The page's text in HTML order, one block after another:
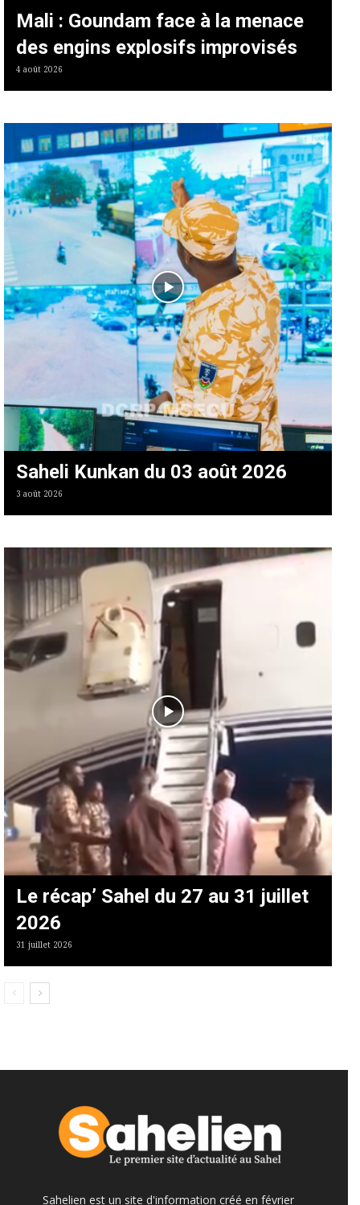
Mali : Goundam face à la menace
des engins explosifs improvisés
4 août 2026
Saheli Kunkan du 03 août 2026
3 août 2026
Le récap’ Sahel du 27 au 31 juillet
2026
31 juillet 2026
Sahelien est un site d'information créé en février